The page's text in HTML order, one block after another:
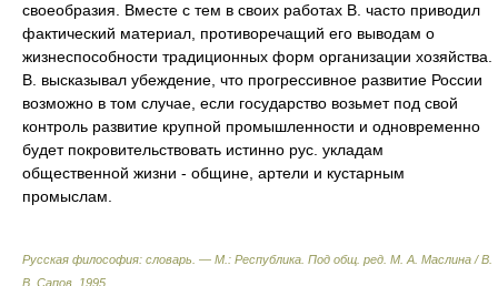
своеобразия. Вместе с тем в своих работах В. часто приводил
фактический материал, противоречащий его выводам о
жизнеспособности традиционных форм организации хозяйства.
В. высказывал убеждение, что прогрессивное развитие России
возможно в том случае, если государство возьмет под свой
контроль развитие крупной промышленности и одновременно
будет покровительствовать истинно рус. укладам
общественной жизни - общине, артели и кустарным
промыслам.
Русская философия: словарь. — М.: Республика Под общ. ред. М. А. Маслина / В.
В. Сапов 1995